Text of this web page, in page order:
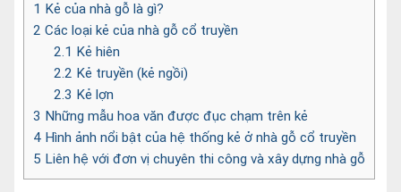
1 Kẻ của nhà gỗ là gì?
2 Các loại kẻ của nhà gỗ cổ truyền
2.1 Kẻ hiên
2.2 Kẻ truyền (kẻ ngồi)
2.3 Kẻ lợn
3 Những mẫu hoa văn được đục chạm trên kẻ
4 Hình ảnh nổi bật của hệ thống kẻ ở nhà gỗ cổ truyền
5 Liên hệ với đơn vị chuyên thi công và xây dựng nhà gỗ